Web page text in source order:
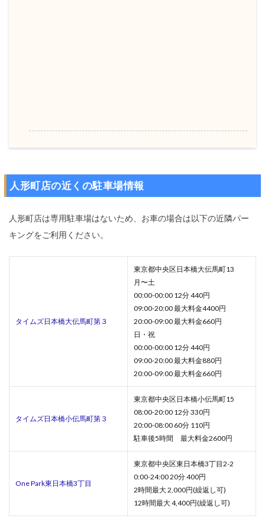
人形町店の近くの駐車場情報
人形町店は専用駐車場はないため、お車の場合は以下の近隣パー
キングをご利用ください。
タイムズ日本橋大伝馬町第３
東京都中央区日本橋大伝馬町13
月〜土
00:00-00:00 12分 440円
09:00-20:00 最大料金4400円
20:00-09:00 最大料金660円
日・祝
00:00-00:00 12分 440円
09:00-20:00 最大料金880円
20:00-09:00 最大料金660円
タイムズ日本橋小伝馬町第３
東京都中央区日本橋小伝馬町15
08:00-20:00 12分 330円
20:00-08:00 60分 110円
駐車後5時間 最大料金2600円
One Park東日本橋3丁目
東京都中央区東日本橋3丁目2-2
0:00-24:00 20分 400円
2時間最大 2,000円(繰返し可)
12時間最大 4,400円(繰返し可)